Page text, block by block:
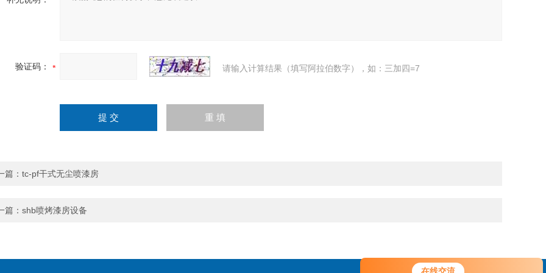
您好！欢迎前来咨询，很高兴为您
验证码： 请输入计算结果（填写阿拉伯数字），如：三加四=7
篇： tc-pf干式无尘喷漆房
篇： shb喷烤漆房设备